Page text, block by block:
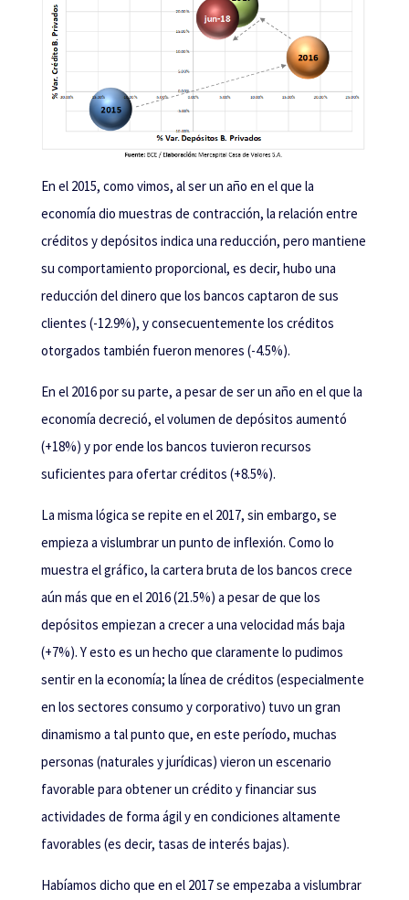
En el 2015, como vimos, al ser un año en el que la
economía dio muestras de contracción, la relación entre
créditos y depósitos indica una reducción, pero mantiene
su comportamiento proporcional, es decir, hubo una
reducción del dinero que los bancos captaron de sus
clientes (-12.9%), y consecuentemente los créditos
otorgados también fueron menores (-4.5%).
En el 2016 por su parte, a pesar de ser un año en el que la
economía decreció, el volumen de depósitos aumentó
(+18%) y por ende los bancos tuvieron recursos
suficientes para ofertar créditos (+8.5%).
La misma lógica se repite en el 2017, sin embargo, se
empieza a vislumbrar un punto de inflexión. Como lo
muestra el gráfico, la cartera bruta de los bancos crece
aún más que en el 2016 (21.5%) a pesar de que los
depósitos empiezan a crecer a una velocidad más baja
(+7%). Y esto es un hecho que claramente lo pudimos
sentir en la economía; la línea de créditos (especialmente
en los sectores consumo y corporativo) tuvo un gran
dinamismo a tal punto que, en este período, muchas
personas (naturales y jurídicas) vieron un escenario
favorable para obtener un crédito y financiar sus
actividades de forma ágil y en condiciones altamente
favorables (es decir, tasas de interés bajas).
Habíamos dicho que en el 2017 se empezaba a vislumbrar